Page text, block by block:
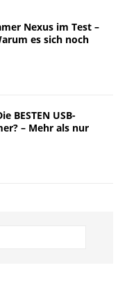
Nexus im Test –
es sich noch
BESTEN USB-
– Mehr als nur